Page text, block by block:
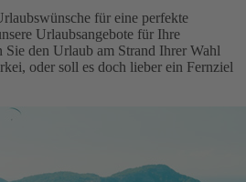
für eine perfekte
Urlaubsangebote für Ihre
Sie den Urlaub am Strand Ihrer Wahl
oder soll es doch lieber ein Fernziel